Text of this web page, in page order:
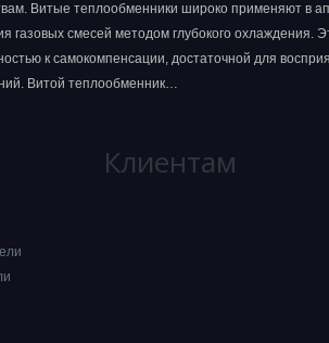
Витые теплообменники широко применяют в
газовых смесей методом глубокого охлаждения.
к самокомпенсации, достаточной для
Витой теплообменник…
Клиентам